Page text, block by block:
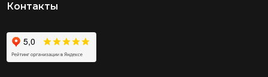
Контакты